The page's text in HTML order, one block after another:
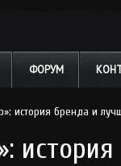
ФОРУМ
история бренда и